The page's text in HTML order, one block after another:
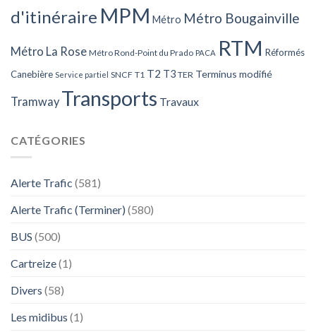
d'itinéraire MPM Métro Métro Bougainville
Métro La Rose Métro Rond-Point du Prado PACA RTM Réformés
Canebière Service partiel SNCF T1 T2 T3 TER Terminus modifié
Tramway Transports Travaux
CATÉGORIES
Alerte Trafic (581)
Alerte Trafic (Terminer) (580)
BUS (500)
Cartreize(1)
Divers (58)
Les midibus (1)